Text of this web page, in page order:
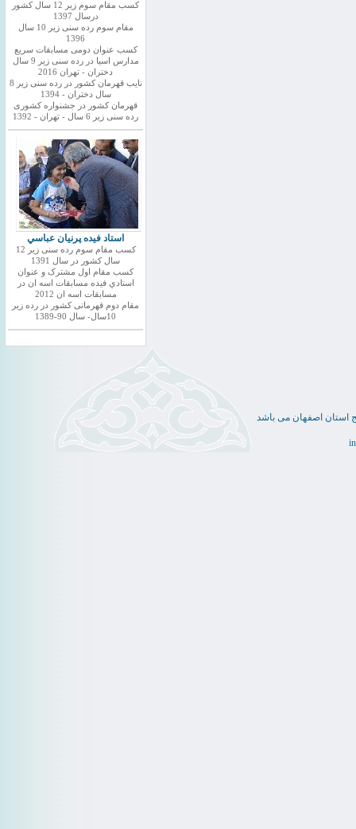
کسب مقام سوم زیر 12 سال کشور
درسال 1397
مقام سوم رده سنی زیر 10 سال
1396
کسب عنوان دومی مسابقات سریع
مدارس اسیا در رده سنی زیر 9 سال
دختران - تهران 2016
نایب قهرمان کشور در رده سنی زیر 8
سال دختران - 1394
قهرمان کشور در جشنواره کشوری
رده سنی زیر 6 سال - تهران - 1392
استاد فيده پرنيان عباسي
کسب مقام سوم رده سنی زیر 12
سال کشور در سال 1391
کسب مقام اول مشترک و عنوان
استادي فيده مسابقات اسه ان در
مسابقات اسه ان 2012
مقام دوم قهرمانی کشور در رده زیر
10سال- سال 90-1389
استان اصفهان می باشد